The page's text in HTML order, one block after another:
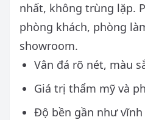
nhất, không trùng lặp.
phòng khách, phòng
showroom.
Vân đá rõ nét, màu
Giá trị thẩm mỹ và
Độ bền gần như vĩnh